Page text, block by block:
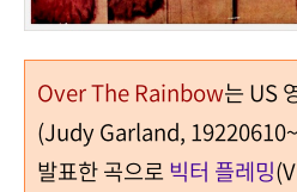
Over The Rainbow는 US
(Judy Garland,
발표한 곡으로빅터 플레밍